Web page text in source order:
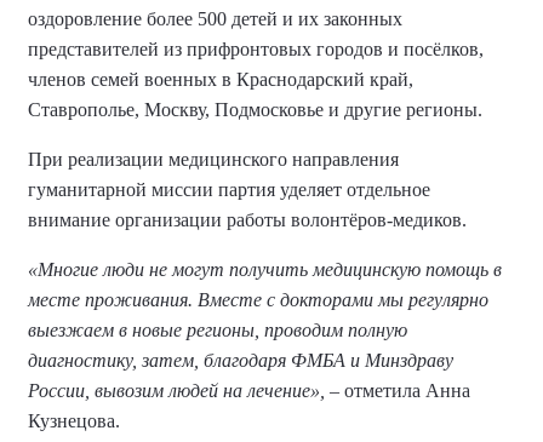
оздоровление более 500 детей и их законных
представителей из прифронтовых городов и посёлков,
членов семей военных в Краснодарский край,
Ставрополье, Москву, Подмосковье и другие регионы.
При реализации медицинского направления
гуманитарной миссии партия уделяет отдельное
внимание организации работы волонтёров-медиков.
«Многие люди не могут получить медицинскую помощь в
месте проживания. Вместе с докторами мы регулярно
выезжаем в новые регионы, проводим полную
диагностику, затем, благодаря ФМБА и Минздраву
России, вывозим людей на лечение», – отметила Анна
Кузнецова.